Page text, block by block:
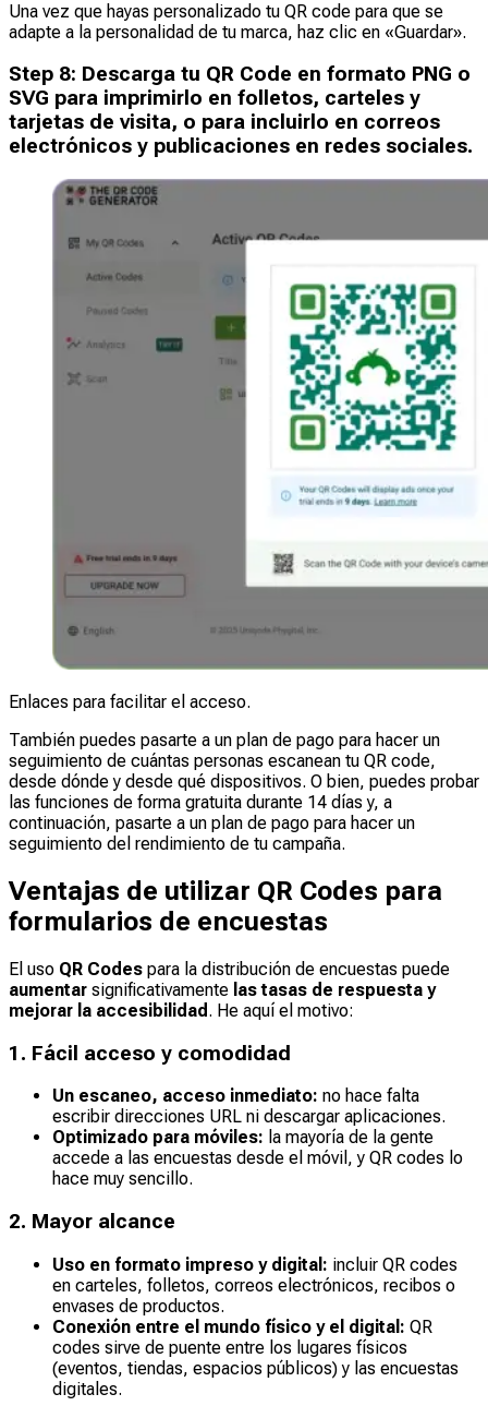
Una vez que hayas personalizado tu QR code para que se
adapte a la personalidad de tu marca, haz clic en «Guardar».
Step 8: Descarga tu QR Code en formato PNG o
SVG para imprimirlo en folletos, carteles y
tarjetas de visita, o para incluirlo en correos
electrónicos y publicaciones en redes sociales.
Enlaces para facilitar el acceso.
También puedes pasarte a un plan de pago para hacer un
seguimiento de cuántas personas escanean tu QR code,
desde dónde y desde qué dispositivos. O bien, puedes probar
las funciones de forma gratuita durante 14 días y, a
continuación, pasarte a un plan de pago para hacer un
seguimiento del rendimiento de tu campaña.
Ventajas de utilizar QR Codes para
formularios de encuestas
El uso QR Codes para la distribución de encuestas puede
aumentar significativamente las tasas de respuesta y
mejorar la accesibilidad . He aquí el motivo:
1. Fácil acceso y comodidad
Un escaneo, acceso inmediato: no hace falta
escribir direcciones URL ni descargar aplicaciones.
Optimizado para móviles: la mayoría de la gente
accede a las encuestas desde el móvil, y QR codes lo
hace muy sencillo.
2. Mayor alcance
Uso en formato impreso y digital: incluir QR codes
en carteles, folletos, correos electrónicos, recibos o
envases de productos.
Conexión entre el mundo físico y el digital: QR
codes sirve de puente entre los lugares físicos
(eventos, tiendas, espacios públicos) y las encuestas
digitales.